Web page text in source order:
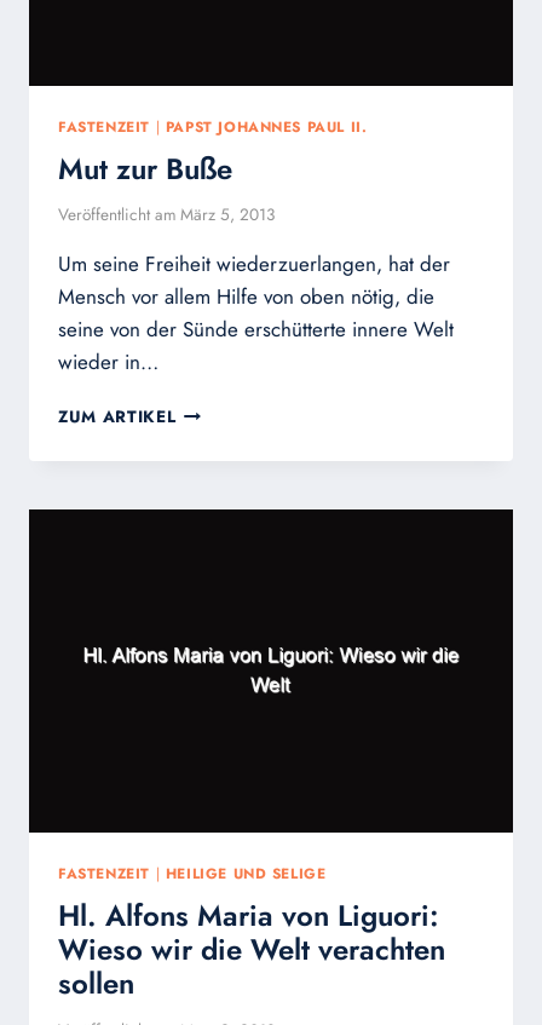
FASTENZEIT | PAPST JOHANNES PAUL II.
Mut zur Buße
Veröffentlicht am März 5, 2013
Um seine Freiheit wiederzuerlangen, hat der
Mensch vor allem Hilfe von oben nötig, die
seine von der Sünde erschütterte innere Welt
wieder in…
ZUM ARTIKEL MUT
BUSSE
FASTENZEIT | HEILIGE UND SELIGE
Hl. Alfons Maria von Liguori:
Wieso wir die Welt verachten
sollen